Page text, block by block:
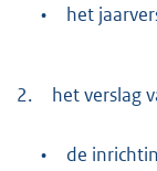
• het
2. het verslag
•
de